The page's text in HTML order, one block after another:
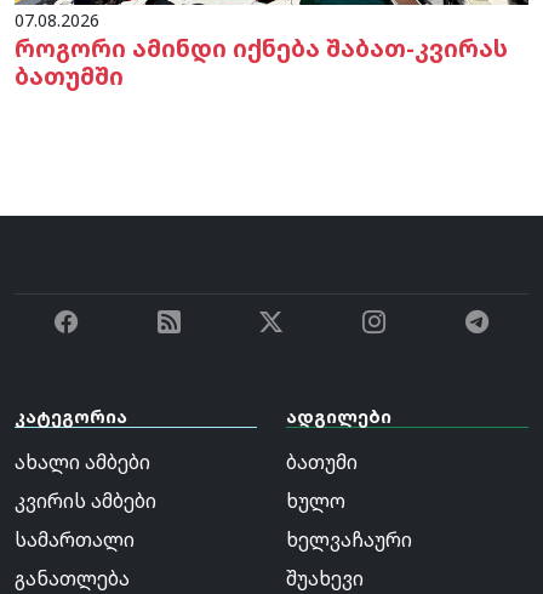
07.08.2026
როგორი ამინდი იქნება შაბათ-კვირას
ბათუმში
კატეგორია
ახალი ამბები
კვირის ამბები
სამართალი
განათლება
ადგილები
ბათუმი
ხულო
ხელვაჩაური
შუახევი